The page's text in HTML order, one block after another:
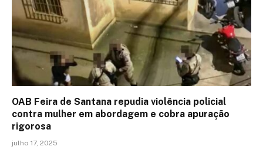
OAB Feira de Santana repudia violência policial
contra mulher em abordagem e cobra apuração
rigorosa
julho 17, 2025